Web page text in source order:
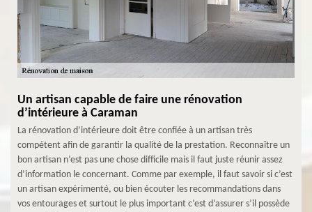
Un artisan capable de faire une rénovation
d’intérieure à Caraman
La rénovation d’intérieure doit être confiée à un artisan très
compétent afin de garantir la qualité de la prestation. Reconnaître un
bon artisan n’est pas une chose difficile mais il faut juste réunir assez
d’information le concernant. Comme par exemple, il faut savoir si c’est
un artisan expérimenté, ou bien écouter les recommandations dans
vos entourages et surtout le plus important c’est d’assurer s’il possède